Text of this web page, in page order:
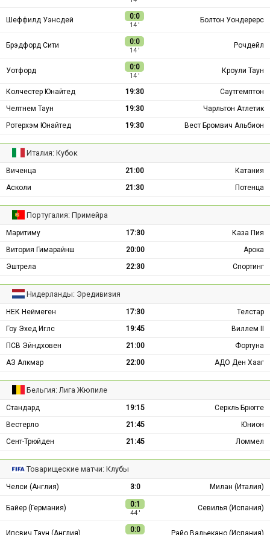
Шеффилд Уэнсдей 0:0
14 ′
Болтон Уондерерс
Брэдфорд Сити 0:0
14 ′
Рочдейл
Уотфорд 0:0
14 ′
Кроули Таун
Колчестер Юнайтед 19:30
Саутгемптон
Челтнем Таун
19:30
Чарльтон Атлетик
Ротерхэм Юнайтед
19:30 Вест Бромвич Альбион
Италия: Кубок
Виченца 21:00
Катания
Асколи
21:30 Потенца
Португалия: Примейра
Маритиму 17:30
Каза Пия
Витория Гимарайнш
20:00
Арока
Эштрела
22:30 Спортинг
Нидерланды: Эредивизия
НЕК Неймеген 17:30
Телстар
Гоу Эхед Иглс
19:45
Виллем II
ПСВ Эйндховен
21:00
Фортуна
АЗ Алкмар
22:00 АДО Ден Хааг
Бельгия: Лига Жюпиле
Стандард 19:15
Серкль Брюгге
Вестерло
21:45
Юнион
Сент-Трюйден
21:45 Ломмел
Товарищеские матчи: Клубы
Челси (Англия) 3:0 Милан (Италия)
Байер (Германия) 0:1
44 ′
Севилья (Испания)
0:0